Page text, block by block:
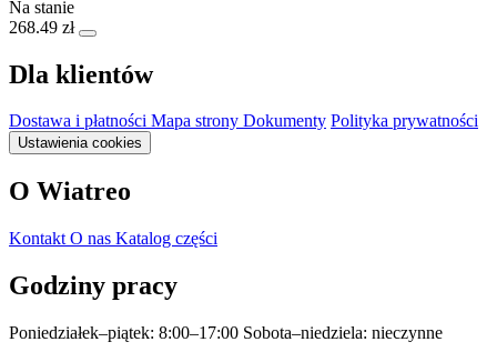
Na stanie
268.49 zł
Dla klientów
Dostawa i płatności Mapa strony Dokumenty Polityka prywatności
Ustawienia cookies
O Wiatreo
Kontakt O nas Katalog części
Godziny pracy
Poniedziałek–piątek: 8:00–17:00 Sobota–niedziela: nieczynne